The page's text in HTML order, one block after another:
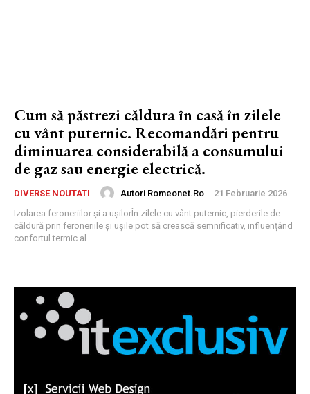
Cum să păstrezi căldura în casă în zilele
cu vânt puternic. Recomandări pentru
diminuarea considerabilă a consumului
de gaz sau energie electrică.
DIVERSE NOUTATI Autori Romeonet.ro - 21 Februarie 2026
Izolarea feroneriilor și a ușilorÎn zilele cu vânt puternic, pierderile de
căldură prin feroneriile și ușile pot să crească semnificativ, influențând
confortul termic al...